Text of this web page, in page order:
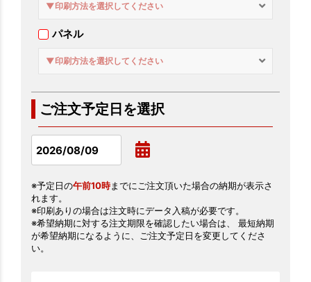
▼印刷方法を選択してください
パネル
▼印刷方法を選択してください
ご注文予定日を選択
※予定日の午前10時までにご注文頂いた場合の納期が表示さ
れます。
※印刷ありの場合は注文時にデータ入稿が必要です。
※希望納期に対する注文期限を確認したい場合は、 最短納期
が希望納期になるように、ご注文予定日を変更してくださ
い。